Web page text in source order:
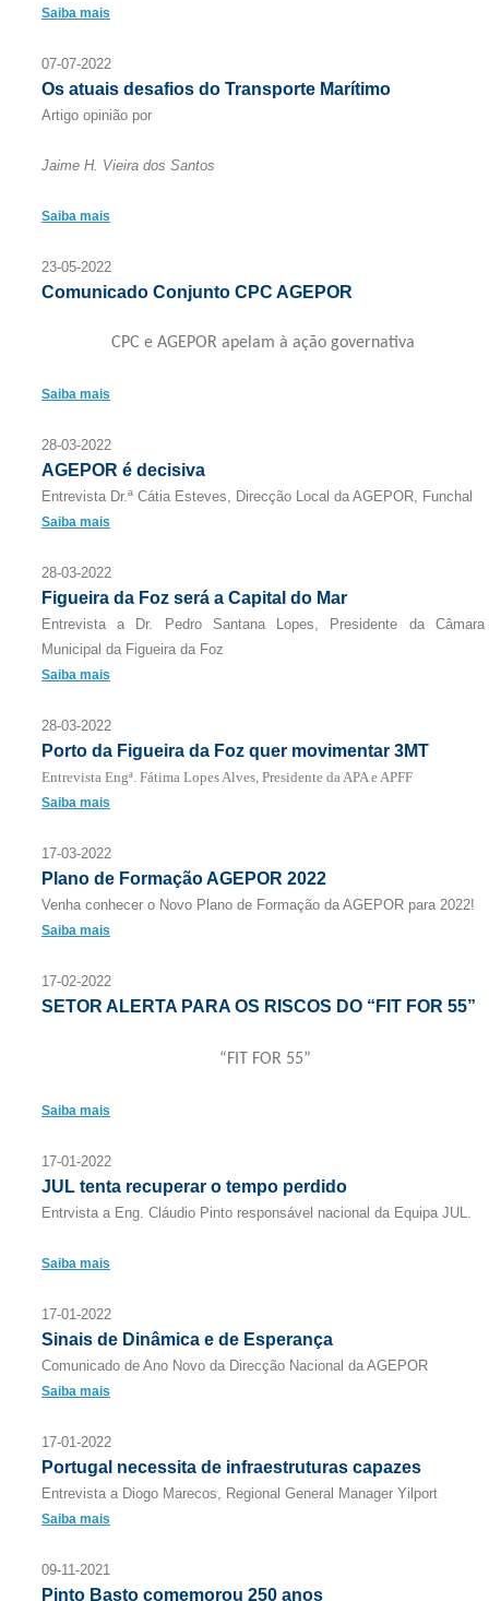
Saiba mais
07-07-2022
Os atuais desafios do Transporte Marítimo
Artigo opinião por
Jaime H. Vieira dos Santos
Saiba mais
23-05-2022
Comunicado Conjunto CPC AGEPOR
CPC e AGEPOR apelam à ação governativa
Saiba mais
28-03-2022
AGEPOR é decisiva
Entrevista Dr.ª Cátia Esteves, Direcção Local da AGEPOR, Funchal
Saiba mais
28-03-2022
Figueira da Foz será a Capital do Mar
Entrevista a Dr. Pedro Santana Lopes, Presidente da Câmara
Municipal da Figueira da Foz
Saiba mais
28-03-2022
Porto da Figueira da Foz quer movimentar 3MT
Entrevista Engª. Fátima Lopes Alves, Presidente da APA e APFF
Saiba mais
17-03-2022
Plano de Formação AGEPOR 2022
Venha conhecer o Novo Plano de Formação da AGEPOR para 2022!
Saiba mais
17-02-2022
SETOR ALERTA PARA OS RISCOS DO “FIT FOR 55”
“FIT FOR 55”
Saiba mais
17-01-2022
JUL tenta recuperar o tempo perdido
Entrvista a Eng. Cláudio Pinto responsável nacional da Equipa JUL.
Saiba mais
17-01-2022
Sinais de Dinâmica e de Esperança
Comunicado de Ano Novo da Direcção Nacional da AGEPOR
Saiba mais
17-01-2022
Portugal necessita de infraestruturas capazes
Entrevista a Diogo Marecos, Regional General Manager Yilport
Saiba mais
09-11-2021
Pinto Basto comemorou 250 anos